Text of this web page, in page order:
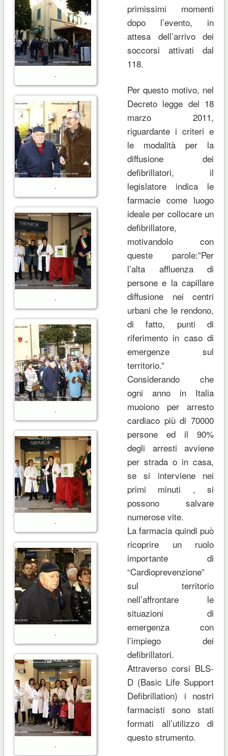
.
.
.
primissimi momenti
dopo l’evento, in
attesa dell’arrivo dei
soccorsi attivati dal
118.
.
.
.
.
Per questo motivo, nel
Decreto legge del 18
marzo 2011,
riguardante i criteri e
le modalità per la
diffusione dei
defibrillatori, il
legislatore indica le
farmacie come luogo
ideale per collocare un
defibrillatore,
motivandolo con
queste parole:”Per
l’alta affluenza di
persone e la capillare
diffusione nei centri
urbani che le rendono,
di fatto, punti di
riferimento in caso di
emergenze sul
territorio.”
Considerando che
ogni anno in Italia
muoiono per arresto
cardiaco più di 70000
persone ed il 90%
degli arresti avviene
per strada o in casa,
se si interviene nei
primi minuti , si
possono salvare
numerose vite.
La farmacia quindi può
ricoprire un ruolo
importante di
“Cardioprevenzione”
sul territorio
nell’affrontare le
situazioni di
emergenza con
l’impiego dei
defibrillatori.
Attraverso corsi BLS-
D (Basic Life Support
Defibrillation) i nostri
farmacisti sono stati
formati all’utilizzo di
questo strumento.